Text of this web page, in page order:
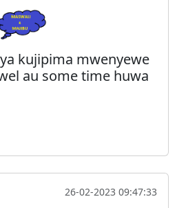
kujipima mwenyewe
au some time huwa
26-02-2023 09:47:33